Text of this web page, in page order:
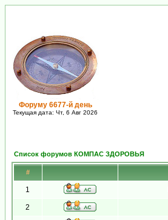
Форуму 6677-й день
Текущая дата: Чт, 6 Авг 2026
Список форумов КОМПАС ЗДОРОВЬЯ
#
1
2